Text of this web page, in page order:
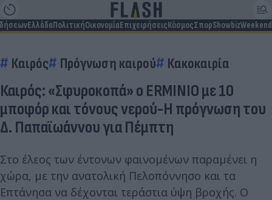
ΕλλάδαΠολιτικήΟικονομίαΕπιχειρήσειςΚόσμοςΣπορShowbizWeekend
Καιρός Πρόγνωση καιρού Κακοκαιρία
Καιρός: «Σφυροκοπά» ο ERMINIO με 10
μποφόρ και τόνους νερού-Η πρόγνωση του
Δ. Παπαϊωάννου για Πέμπτη
Στο έλεος των έντονων φαινομένων παραμένει η
χώρα, με την ανατολική Πελοπόννησο και τα
Επτάνησα να δέχονται τεράστια ύψη βροχής. Ο